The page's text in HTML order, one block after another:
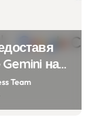
на
бизнес
Team